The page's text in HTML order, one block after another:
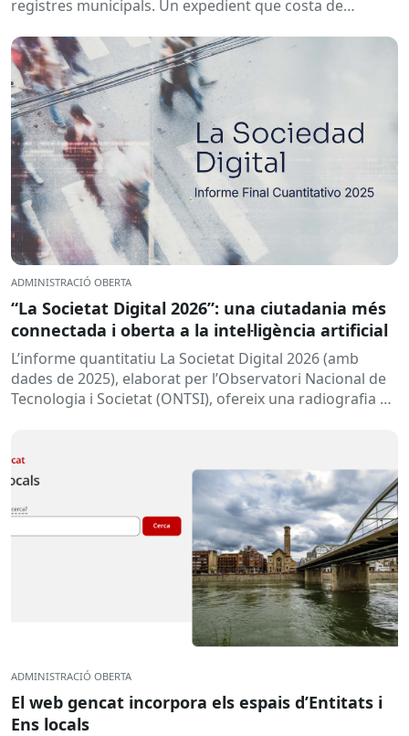
registres municipals. Un expedient que costa de
ADMINISTRACIÓ OBERTA
“La Societat Digital 2026”: una ciutadania més
connectada i oberta a la intel·ligència artificial
L’informe quantitatiu La Societat Digital 2026 (amb
dades de 2025), elaborat per l’Observatori Nacional de
Tecnologia i Societat (ONTSI), ofereix una radiografia de
ADMINISTRACIÓ OBERTA
El web gencat incorpora els espais d’Entitats i
Ens locals